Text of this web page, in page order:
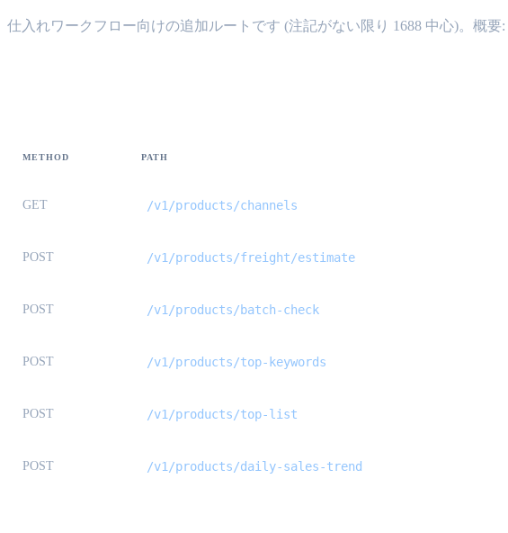
仕入れワークフロー向けの追加ルートです (注記がない限り 1688 中心)。概要:
METHOD PATH
GET /v1/products/channels
POST /v1/products/freight/estimate
POST /v1/products/batch-check
POST /v1/products/top-keywords
POST /v1/products/top-list
POST /v1/products/daily-sales-trend